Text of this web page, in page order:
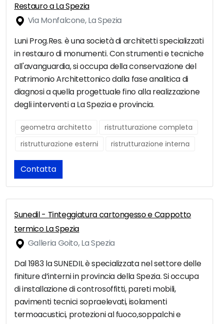
Restauro a La Spezia
Via Monfalcone, La Spezia
Luni Prog.Res. è una società di architetti specializzati
in restauro di monumenti. Con strumenti e tecniche
all'avanguardia, si occupa della conservazione del
Patrimonio Architettonico dalla fase analitica di
diagnosi a quella progettuale fino alla realizzazione
degli interventi a La Spezia e provincia.
geometra architetto
ristrutturazione completa
ristrutturazione esterni
ristrutturazione interna
Contatta
Sunedil - Tinteggiatura cartongesso e Cappotto
termico La Spezia
Galleria Goito, La Spezia
Dal 1983 la SUNEDIL è specializzata nel settore delle
finiture d’interni in provincia della Spezia. Si occupa
di installazione di controsoffitti, pareti mobili,
pavimenti tecnici sopraelevati, isolamenti
termoacustici, protezioni al fuoco,soppalchi e